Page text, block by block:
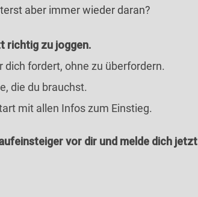
aber immer wieder daran?
richtig zu joggen.
dich fordert, ohne zu überfordern.
die du brauchst.
mit allen Infos zum Einstieg.
vor dir und melde dich jetzt